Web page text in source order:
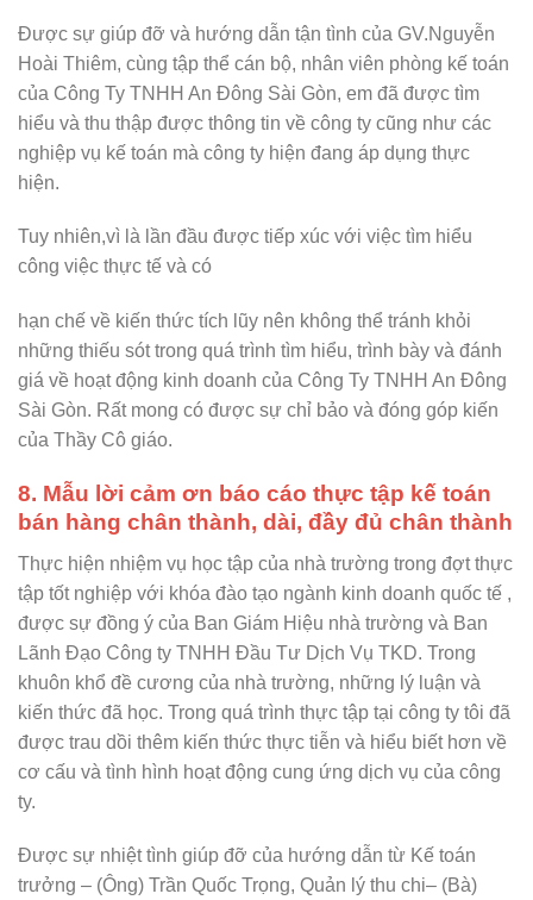
Được sự giúp đỡ và hướng dẫn tận tình của GV.Nguyễn
Hoài Thiêm, cùng tập thể cán bộ, nhân viên phòng kế toán
của Công Ty TNHH An Đông Sài Gòn, em đã được tìm
hiểu và thu thập được thông tin về công ty cũng như các
nghiệp vụ kế toán mà công ty hiện đang áp dụng thực
hiện.
Tuy nhiên,vì là lần đầu được tiếp xúc với việc tìm hiểu
công việc thực tế và có
hạn chế về kiến thức tích lũy nên không thể tránh khỏi
những thiếu sót trong quá trình tìm hiểu, trình bày và đánh
giá về hoạt động kinh doanh của Công Ty TNHH An Đông
Sài Gòn. Rất mong có được sự chỉ bảo và đóng góp kiến
của Thầy Cô giáo.
8. Mẫu lời cảm ơn báo cáo thực tập kế toán
bán hàng chân thành, dài, đầy đủ chân thành
Thực hiện nhiệm vụ học tập của nhà trường trong đợt thực
tập tốt nghiệp với khóa đào tạo ngành kinh doanh quốc tế ,
được sự đồng ý của Ban Giám Hiệu nhà trường và Ban
Lãnh Đạo Công ty TNHH Đầu Tư Dịch Vụ TKD. Trong
khuôn khổ đề cương của nhà trường, những lý luận và
kiến thức đã học. Trong quá trình thực tập tại công ty tôi đã
được trau dồi thêm kiến thức thực tiễn và hiểu biết hơn về
cơ cấu và tình hình hoạt động cung ứng dịch vụ của công
ty.
Được sự nhiệt tình giúp đỡ của hướng dẫn từ Kế toán
trưởng – (Ông) Trần Quốc Trọng, Quản lý thu chi– (Bà)